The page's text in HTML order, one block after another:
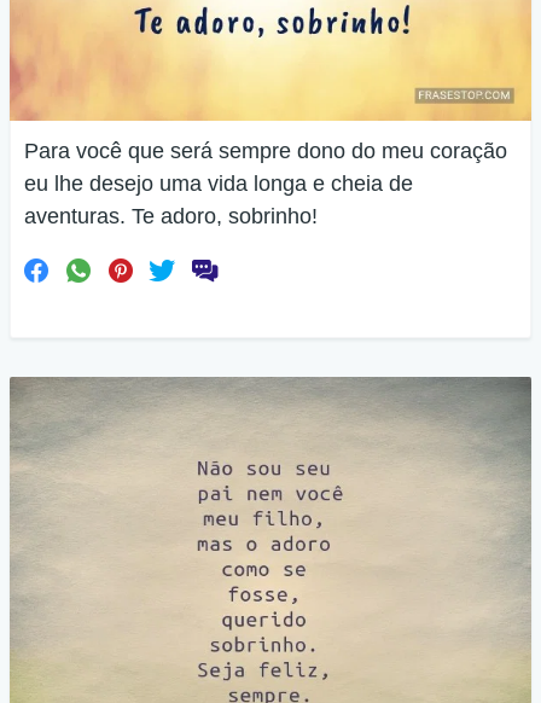
Para você que será sempre dono do meu coração
eu lhe desejo uma vida longa e cheia de
aventuras. Te adoro, sobrinho!